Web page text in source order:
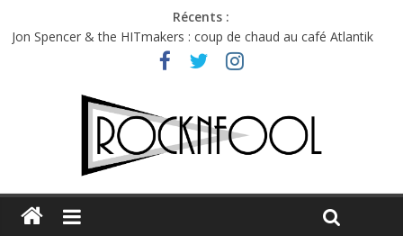
Récents :
Jon Spencer & the HITmakers : coup de chaud au café Atlantik
Hellfest 2026 vendredi : température et émotions en hausse
Hellfest 2026 jeudi : impossible de choisir entre chaleur et bonne
Première édition du Midgard Festival : entre bière, métal et
Charlie Puth à l’Olympia : la leçon de pop du Professeur Puth